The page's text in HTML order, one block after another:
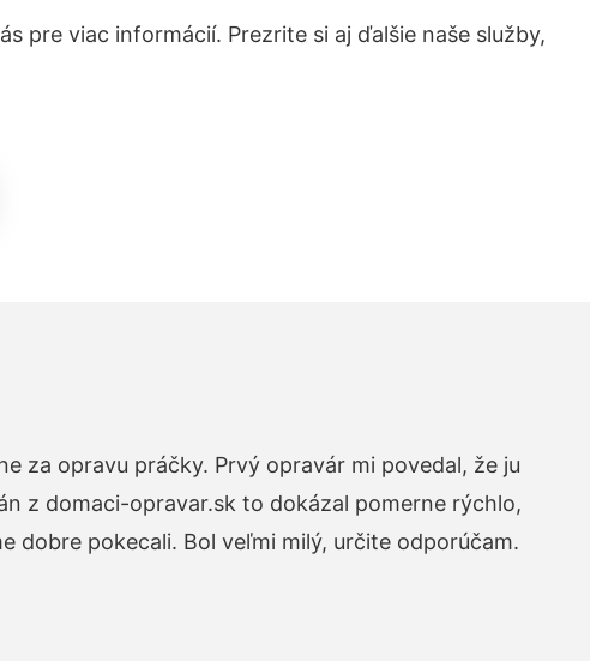
pre viac informácií. Prezrite si aj ďalšie naše služby,
za opravu práčky. Prvý opravár mi povedal, že ju
z domaci-opravar.sk to dokázal pomerne rýchlo,
dobre pokecali. Bol veľmi milý, určite odporúčam.